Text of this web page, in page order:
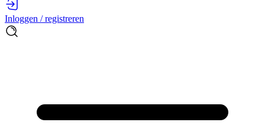
Inloggen / registreren